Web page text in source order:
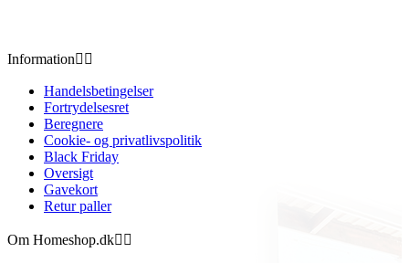
Information 
Handelsbetingelser
Fortrydelsesret
Beregnere
Cookie- og privatlivspolitik
Black Friday
Oversigt
Gavekort
Retur paller
Om Homeshop.dk 